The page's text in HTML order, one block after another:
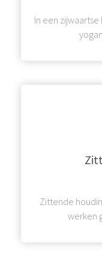
In een
Zittende
werken